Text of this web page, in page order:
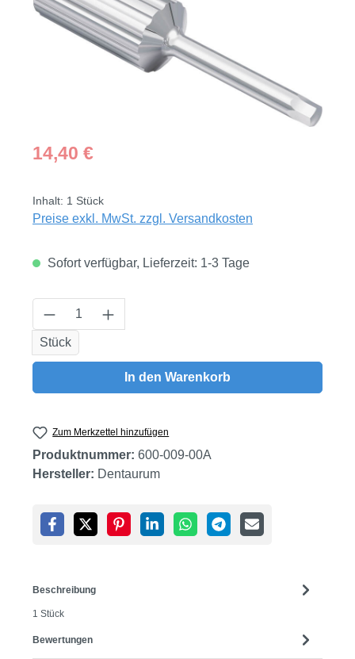
Regulärer Preis:
14,40 €
Inhalt: 1 Stück
Preise exkl. MwSt. zzgl. Versandkosten
Sofort verfügbar, Lieferzeit: 1-3 Tage
Produkt Anzahl: Gib den gewünschten
Stück
In den Warenkorb
Zum Merkzettel hinzufügen
Produktnummer: 600-009-00A
Hersteller: Dentaurum
Beschreibung
1 Stück
Bewertungen